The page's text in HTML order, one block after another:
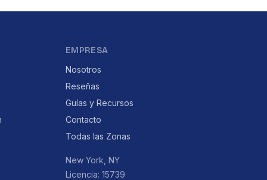
EMPRESA
Nosotros
Reseñas
Guías y Recursos
Contacto
Todas las Zonas
New York, NY
Licencia: 15739